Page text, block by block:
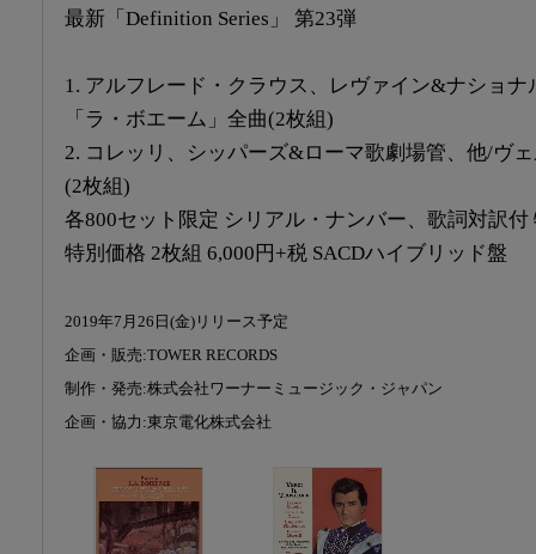
最新「Definition Series」 第23弾
1. アルフレード・クラウス、レヴァイン&ナショ
「ラ・ボエーム」全曲(2枚組)
2. コレッリ、シッパーズ&ローマ歌劇場管、他/ヴ
(2枚組)
各800セット限定 シリアル・ナンバー、歌詞対訳付
特別価格 2枚組 6,000円+税 SACDハイブリッド盤
2019年7月26日(金)リリース予定
企画・販売:TOWER RECORDS
制作・発売:株式会社ワーナーミュージック・ジャパン
企画・協力:東京電化株式会社